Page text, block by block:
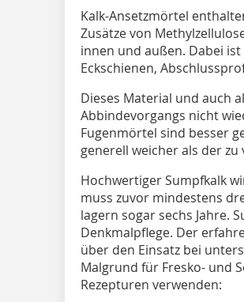
Kalk-Ansetzmörtel
Zusätze von
innen und außen. Dabei
Eckschienen,
Dieses Material und auch
Abbindevorgangs nicht
Fugenmörtel sind besser
generell weicher als der zu
Hochwertiger Sumpfkalk
muss zuvor mindestens
lagern sogar sechs Jahre.
Denkmalpflege. Der
über den Einsatz bei
Malgrund für Fresko- und
Rezepturen verwenden: